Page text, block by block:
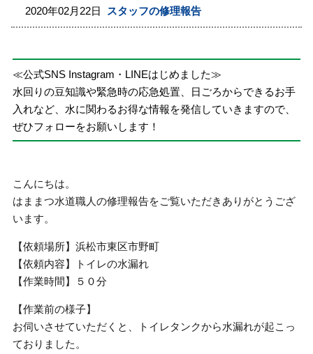
2020年02月22日 スタッフの修理報告
≪公式SNS Instagram・LINEはじめました≫
水回りの豆知識や緊急時の応急処置、日ごろからできるお手
入れなど、水に関わるお得な情報を発信していきますので、
ぜひフォローをお願いします！
こんにちは。
はままつ水道職人の修理報告をご覧いただきありがとうござ
います。
【依頼場所】浜松市東区市野町
【依頼内容】トイレの水漏れ
【作業時間】５０分
【作業前の様子】
お伺いさせていただくと、トイレタンクから水漏れが起こっ
ておりました。